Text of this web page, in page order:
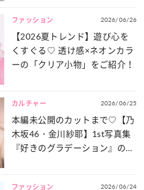
ファッション 2026/06/26
【2026夏トレンド】遊び心を
くすぐる♡ 透け感×ネオンカラ
ーの「クリア小物」をご紹介！
カルチャー 2026/06/25
本編未公開のカットまで♡【乃
木坂46・金川紗耶】1st写真集
『好きのグラデーション』の魅
ファッション 2026/06/24